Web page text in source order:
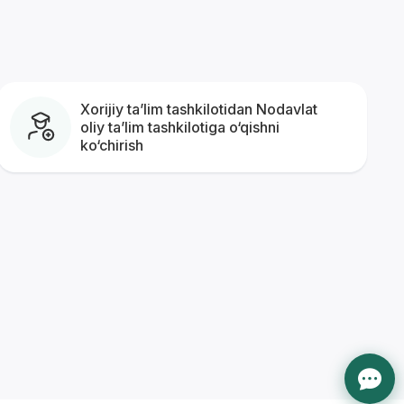
Xorijiy taʼlim tashkilotidan Nodavlat
oliy taʼlim tashkilotiga o‘qishni
ko‘chirish